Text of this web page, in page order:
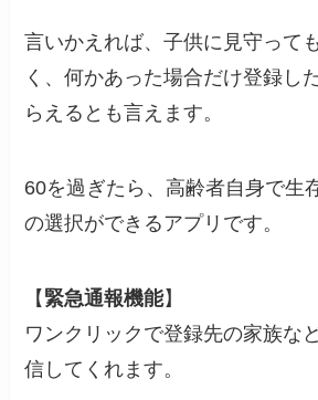
言いかえれば、子供に見守って
く、何かあった場合だけ登録し
らえるとも言えます。
60を過ぎたら、高齢者自身で生
の選択ができるアプリです。
【 緊急通報機能】
ワンクリックで登録先の家族な
信してくれます。